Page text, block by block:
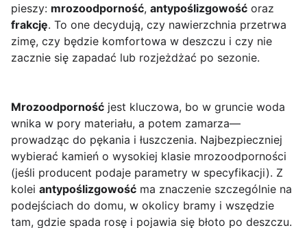
pieszy: mrozoodporność, antypoślizgowość oraz
frakcję. To one decydują, czy nawierzchnia przetrwa
zimę, czy będzie komfortowa w deszczu i czy nie
zacznie się zapadać lub rozjeżdżać po sezonie.
Mrozoodporność jest kluczowa, bo w gruncie woda
wnika w pory materiału, a potem zamarza—
prowadząc do pękania i łuszczenia. Najbezpieczniej
wybierać kamień o wysokiej klasie mrozoodporności
(jeśli producent podaje parametry w specyfikacji). Z
kolei antypoślizgowość ma znaczenie szczególnie na
podejściach do domu, w okolicy bramy i wszędzie
tam, gdzie spada rosę i pojawia się błoto po deszczu.